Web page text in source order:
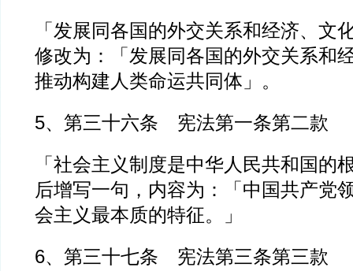
「发展同各国的外交关系和经济、文
修改为：「发展同各国的外交关系和
推动构建人类命运共同体」。
5、第三十六条 宪法第一条第二款
「社会主义制度是中华人民共和国的
后增写一句，内容为：「中国共产党
会主义最本质的特征。」
6、第三十七条 宪法第三条第三款